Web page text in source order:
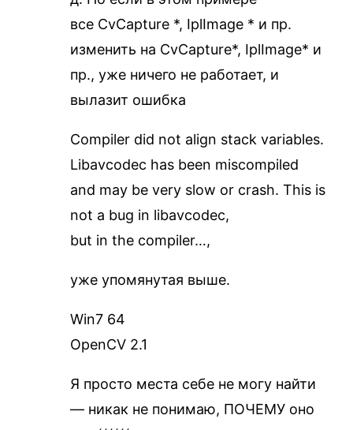
все CvCapture *, IplImage * и пр.
изменить на CvCapture*, IplImage* и
пр., уже ничего не работает, и
вылазит ошибка
Compiler did not align stack variables.
Libavcodec has been miscompiled
and may be very slow or crash. This is
not a bug in libavcodec,
but in the compiler…,
уже упомянутая выше.
Win7 64
OpenCV 2.1
Я просто места себе не могу найти
— никак не понимаю, ПОЧЕМУ оно